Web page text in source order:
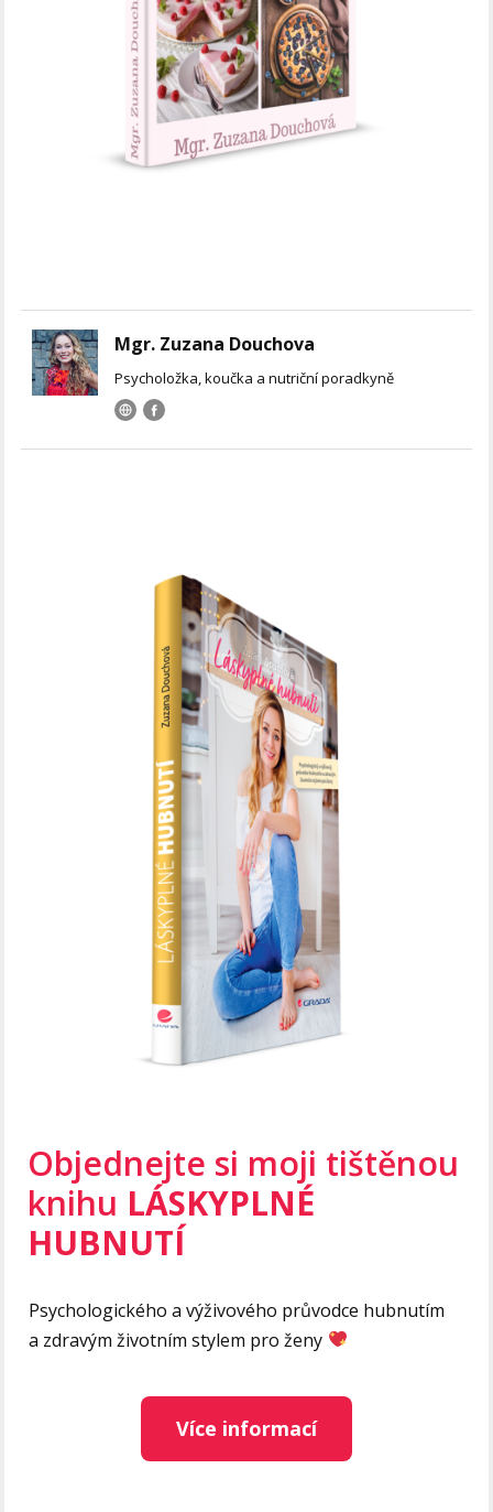
Mgr. Zuzana Douchova
Psycholožka, koučka a nutriční poradkyně
Objednejte si moji tištěnou
knihu LÁSKYPLNÉ
HUBNUTÍ
Psychologického a výživového průvodce hubnutím
a zdravým životním stylem pro ženy
Více informací